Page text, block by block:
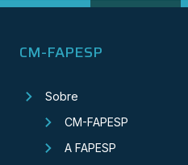
CM-FAPESP
Sobre
CM-FAPESP
A FAPESP